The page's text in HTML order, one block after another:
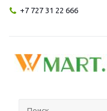
+7 727 31 22 666